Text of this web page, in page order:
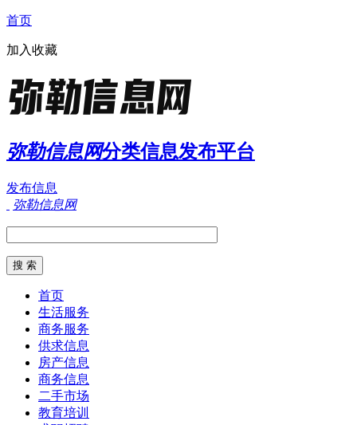
首页
加入收藏
弥勒信息网分类信息发布平台
发布信息
弥勒信息网
首页
生活服务
商务服务
供求信息
房产信息
商务信息
二手市场
教育培训